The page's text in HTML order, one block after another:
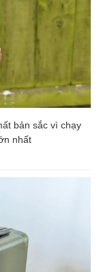
bản sắc vì chạy
nhất